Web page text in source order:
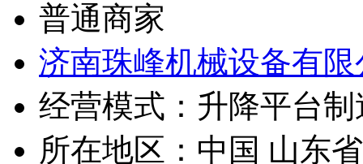
普通商家
济南珠峰机械设备有限
经营模式： 升降平台
所在地区： 中国 山东省